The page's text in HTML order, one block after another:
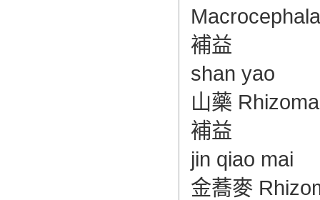
補益
shan yao
山藥
補益
jin qiao mai
金蕎麥